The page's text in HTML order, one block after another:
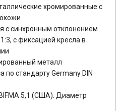
хромированные с
с синхронным отклонением
с фиксацией кресла в
металл
по стандарту Germany DIN
5,1 (США). Диаметр